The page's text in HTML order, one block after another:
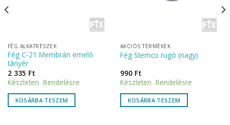
FÉG ALKATRÉSZEK
Fég C-21 Membrán emelő
tányér
2 335 Ft
Készleten Rendelésre
KOSÁRBA TESZEM
AKCIÓS TERMÉKEK
Fég Stemco rugó (nagy)
990 Ft
Készleten Rendelésre
KOSÁRBA TESZEM